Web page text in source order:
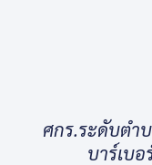
ศกร.ระดับตำ
บาร์เบอ